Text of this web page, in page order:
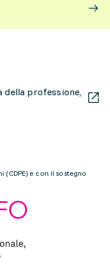
della professione,
(CDPE) e con il sostegno